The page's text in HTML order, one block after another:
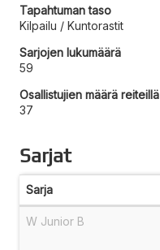
Tapahtuman taso
Kilpailu / Kuntorastit
Sarjojen lukumäärä
59
Osallistujien määrä reiteillä
37
Sarjat
Sarja
W Junior B